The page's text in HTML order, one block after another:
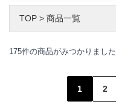
TOP > 商品一覧
175件の商品がみつかりました
1 2